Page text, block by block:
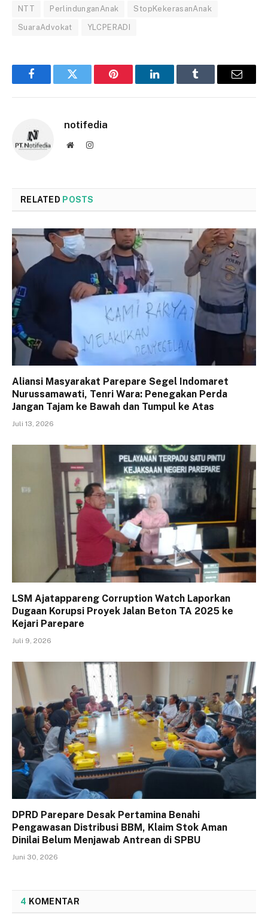
NTT PerlindunganAnak StopKekerasanAnak
SuaraAdvokat YLCPERADI
FacebookTwitter Pinterest LinkedInTumblr Email
notifedia
WebsiteInstagram
RELATED POSTS
Aliansi Masyarakat Parepare Segel Indomaret
Nurussamawati, Tenri Wara: Penegakan Perda
Jangan Tajam ke Bawah dan Tumpul ke Atas
Juli 13, 2026
LSM Ajatappareng Corruption Watch Laporkan
Dugaan Korupsi Proyek Jalan Beton TA 2025 ke
Kejari Parepare
Juli 9, 2026
DPRD Parepare Desak Pertamina Benahi
Pengawasan Distribusi BBM, Klaim Stok Aman
Dinilai Belum Menjawab Antrean di SPBU
Juni 30, 2026
4 KOMENTAR